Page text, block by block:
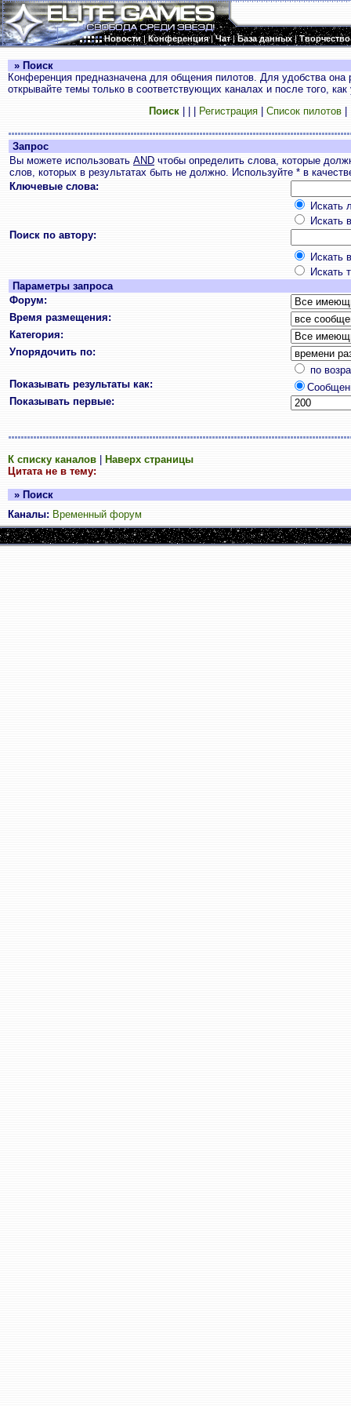
Новости|Конференция|Чат|База данных|Творчество
» Поиск
Конференция предназначена для общения пилотов. Для удобства
открывайте темы только в соответствующих каналах и после того,
Поиск
Регистрация Список пилотов
Запрос
Вы можете использовать AND чтобы определить слова, которые
слов, которых в результатах быть не должно. Используйте * в
Ключевые слова:
Искать
Искать
Поиск по автору:
Искать
Искать
Параметры запроса
Форум:
Время размещения:
Категория:
Упорядочить по:
по
Показывать результаты как:
Показывать первые:
К списку каналов
Наверх страницы
Цитата не в тему:
» Поиск
Каналы: Временный форум